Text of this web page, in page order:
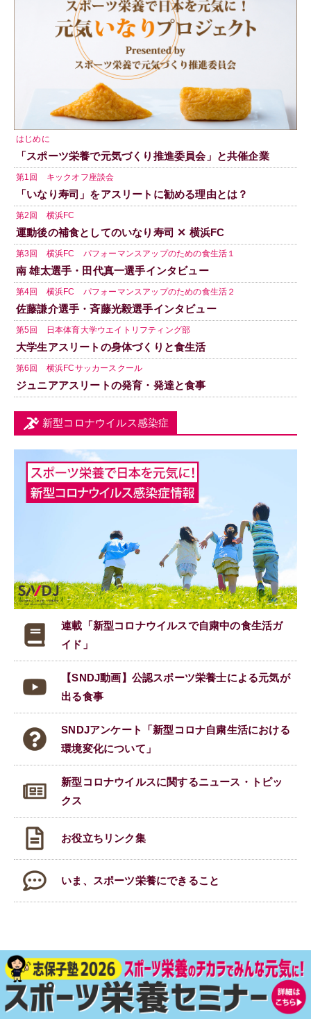
はじめに
「スポーツ栄養で元気づくり推進委員会」と共催企業
第1回 キックオフ座談会
「いなり寿司」をアスリートに勧める理由とは？
第2回 横浜FC
運動後の補食としてのいなり寿司 ✕ 横浜FC
第3回 横浜FC パフォーマンスアップのための食生活１
南 雄太選手・田代真一選手インタビュー
第4回 横浜FC パフォーマンスアップのための食生活２
佐藤謙介選手・斉藤光毅選手インタビュー
第5回 日本体育大学ウエイトリフティング部
大学生アスリートの身体づくりと食生活
第6回 横浜FCサッカースクール
ジュニアアスリートの発育・発達と食事
新型コロナウイルス感染症
連載「新型コロナウイルスで自粛中の食生活ガ
イド」
【SNDJ動画】公認スポーツ栄養士による元気が
出る食事
SNDJアンケート「新型コロナ自粛生活における
環境変化について」
新型コロナウイルスに関するニュース・トピッ
クス
お役立ちリンク集
いま、スポーツ栄養にできること